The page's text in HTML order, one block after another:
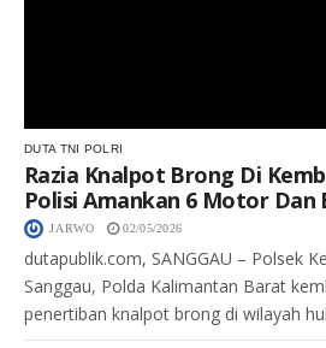
DUTA TNI POLRI
Razia Knalpot Brong Di
Polisi Amankan 6 Motor Dan
JARWO 02/05/2026
dutapublik.com, SANGGAU – Polsek
Sanggau, Polda Kalimantan Barat
penertiban knalpot brong di wilayah